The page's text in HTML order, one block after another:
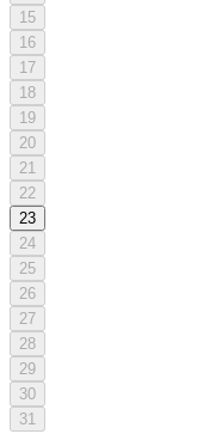
15
16
17
18
19
20
21
22
23
24
25
26
27
28
29
30
31